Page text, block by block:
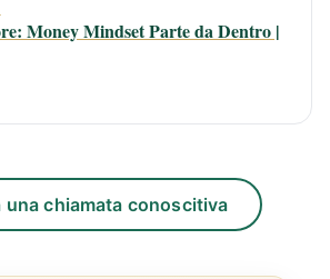
Money Mindset Parte da Dentro |
una chiamata conoscitiva